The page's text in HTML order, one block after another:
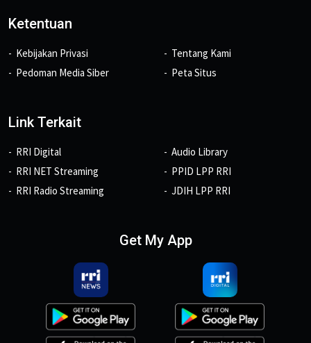
Ketentuan
Kebijakan Privasi
Pedoman Media Siber
Tentang Kami
Peta Situs
Link Terkait
RRI Digital
RRI NET Streaming
RRI Radio Streaming
Audio Library
PPID LPP RRI
JDIH LPP RRI
Get My App